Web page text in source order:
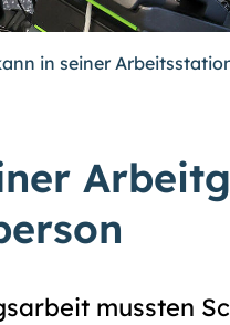
in seiner
mussten